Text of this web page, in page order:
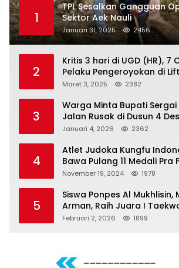
1
TPL Sesalkan Gangguan
Sektor Aek Nauli
Januari 31, 2025 2456
2
Kritis 3 hari di UGD (HR), 7
Pelaku Pengeroyokan di
Melenggang Bebas, Kantor
Tanjungpinang
Maret 3, 2025 2382
3
Warga Minta Bupati Sergai
Jalan Rusak di Dusun 4
Serdang Bedagai
Januari 4, 2026 2362
4
Atlet Judoka Kungfu
Bawa Pulang 11 Medali
Emas dan 8 Perunggu.
November 19, 2024 1978
5
Siswa Ponpes Al Mukhlisin,
Arman, Raih Juara I
Putra di Riau National
Februari 2, 2026 1899